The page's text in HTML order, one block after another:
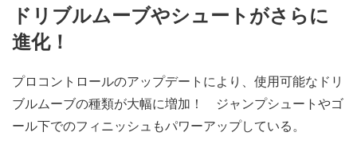
ドリブルムーブやシュートがさらに
進化！
プロコントロールのアップデートにより、使用可能なドリ
ブルムーブの種類が大幅に増加！ ジャンプシュートやゴ
ール下でのフィニッシュもパワーアップしている。